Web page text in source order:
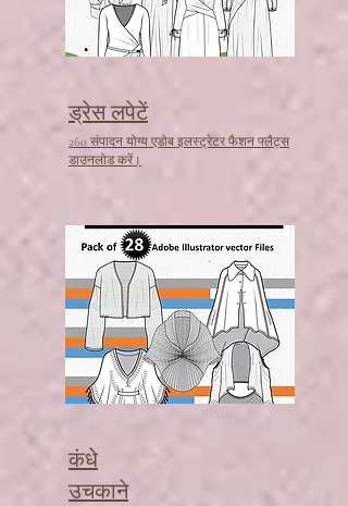
ड्रेस लपेटें
260 संपादन योग्य एडोब इलस्ट्रेटर फैशन फ्लैट्स
डाउनलोड करें।
कंधे
उचकाने